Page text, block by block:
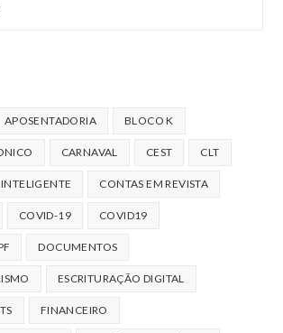
APOSENTADORIA BLOCO K
CARNAVAL CEST CLT
CONTAS EM REVISTA
COVID-19 COVID19
DOCUMENTOS
ESCRITURAÇÃO DIGITAL
FINANCEIRO